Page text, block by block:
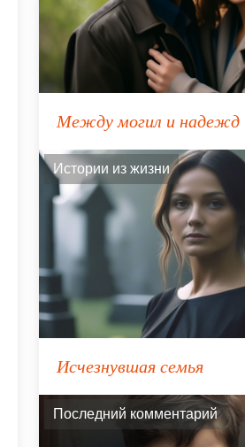
Между могил и надежд
Истории из жизни
Исчезнувшая семья
Последний комментарий